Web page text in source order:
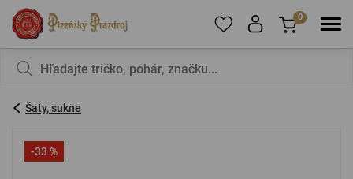
sa
0
Šaty, sukne
-33 %